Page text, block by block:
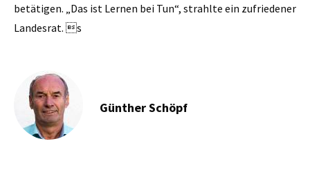
betätigen. „Das ist Lernen bei Tun“, strahlte ein zufriedener
Landesrat. s
Günther Schöpf